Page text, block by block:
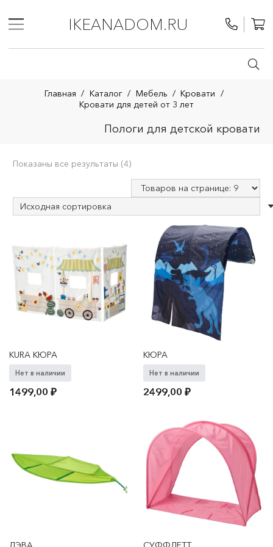
IKEANADOM.RU
Главная / Каталог / Мебель / Кровати /
Кровати для детей от 3 лет
Пологи для детской кровати
Показаны все результаты (4)
KURA КЮРА
Нет в наличии
1499,00₽
КЮРА
Нет в наличии
2499,00₽